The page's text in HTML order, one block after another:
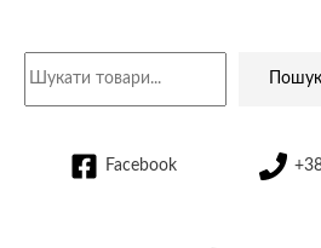
Пошук
Facebook